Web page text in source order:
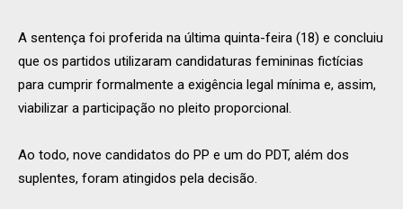
A sentença foi proferida na última quinta-feira (18) e concluiu
que os partidos utilizaram candidaturas femininas fictícias
para cumprir formalmente a exigência legal mínima e, assim,
viabilizar a participação no pleito proporcional.
Ao todo, nove candidatos do PP e um do PDT, além dos
suplentes, foram atingidos pela decisão.